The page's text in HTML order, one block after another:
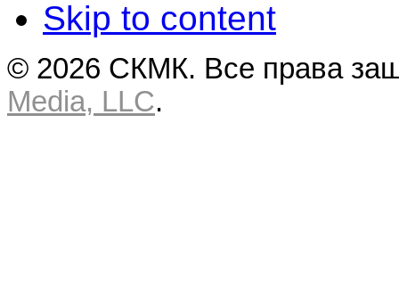
Skip to content
© 2026 СКМК. Все права
Media, LLC.